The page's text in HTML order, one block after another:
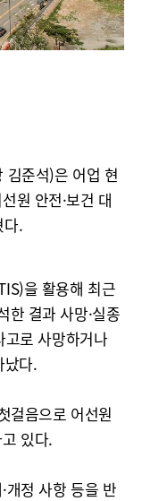
김준석)은 어업 현
원 안전·보건 대
다.
을 활용해 최근
한 결과 사망·실종
로 사망하거나
났다.
걸음으로 어선원
있다.
개정 사항 등을 반